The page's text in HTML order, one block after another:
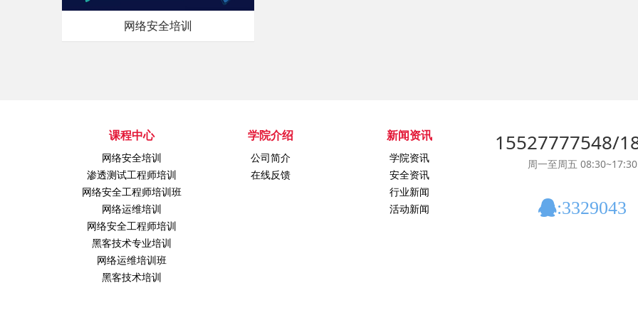
网络安全培训
课程中心
网络安全培训
渗透测试工程师培训
网络安全工程师培训班
网络运维培训
网络安全工程师培训
黑客技术专业培训
网络运维培训班
黑客技术培训
学院介绍
公司简介
在线反馈
新闻资讯
学院资讯
安全资讯
行业新闻
活动新闻
15527777548/
周一至周五 08:30~17:30
:3329043